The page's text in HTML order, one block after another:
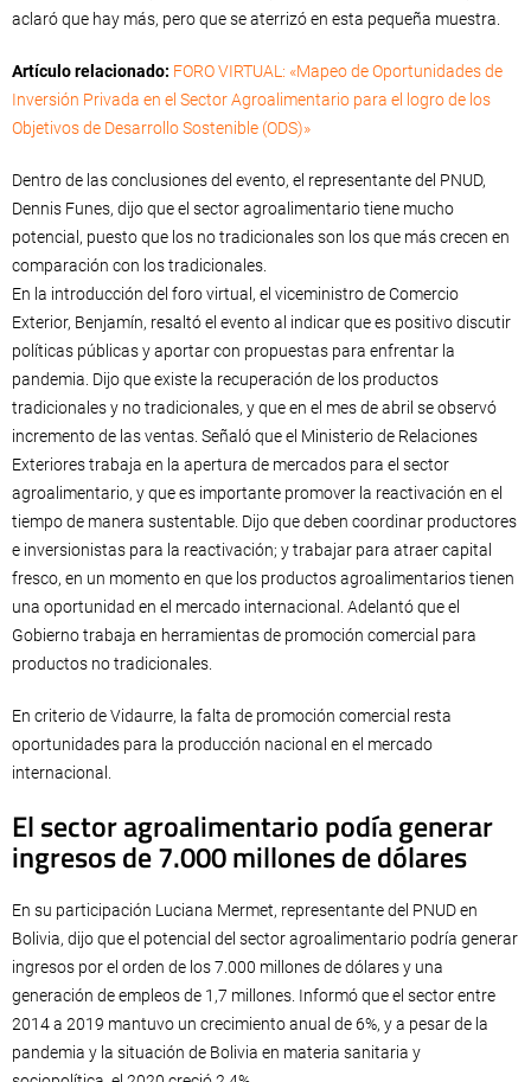
aclaró que hay más, pero que se aterrizó en esta pequeña muestra.
Artículo relacionado: FORO VIRTUAL: «Mapeo de Oportunidades de
Inversión Privada en el Sector Agroalimentario para el logro de los
Objetivos de Desarrollo Sostenible (ODS)»
Dentro de las conclusiones del evento, el representante del PNUD,
Dennis Funes, dijo que el sector agroalimentario tiene mucho
potencial, puesto que los no tradicionales son los que más crecen en
comparación con los tradicionales.
En la introducción del foro virtual, el viceministro de Comercio
Exterior, Benjamín, resaltó el evento al indicar que es positivo discutir
políticas públicas y aportar con propuestas para enfrentar la
pandemia. Dijo que existe la recuperación de los productos
tradicionales y no tradicionales, y que en el mes de abril se observó
incremento de las ventas. Señaló que el Ministerio de Relaciones
Exteriores trabaja en la apertura de mercados para el sector
agroalimentario, y que es importante promover la reactivación en el
tiempo de manera sustentable. Dijo que deben coordinar productores
e inversionistas para la reactivación; y trabajar para atraer capital
fresco, en un momento en que los productos agroalimentarios tienen
una oportunidad en el mercado internacional. Adelantó que el
Gobierno trabaja en herramientas de promoción comercial para
productos no tradicionales.
En criterio de Vidaurre, la falta de promoción comercial resta
oportunidades para la producción nacional en el mercado
internacional.
El sector agroalimentario podía generar
ingresos de 7.000 millones de dólares
En su participación Luciana Mermet, representante del PNUD en
Bolivia, dijo que el potencial del sector agroalimentario podría generar
ingresos por el orden de los 7.000 millones de dólares y una
generación de empleos de 1,7 millones. Informó que el sector entre
2014 a 2019 mantuvo un crecimiento anual de 6%, y a pesar de la
pandemia y la situación de Bolivia en materia sanitaria y